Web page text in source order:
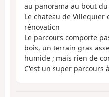
au panorama au bout
Le chateau de Villequier
rénovation
Le parcours comporte
bois, un terrain gras
humide ; mais rien de
C'est un super parcours